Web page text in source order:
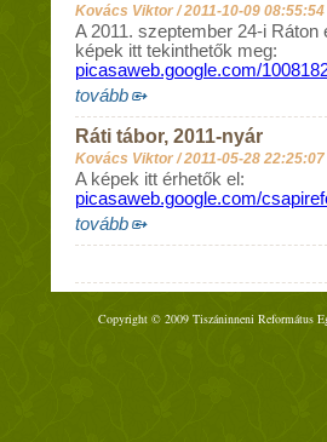
Kovács Viktor /2011-10-09 08:55:54
A 2011. szeptember 24-i Ráton
képek itt tekinthetők meg:
picasaweb.google.com/
tovább
Ráti tábor, 2011-nyár
Kovács Viktor /2011-05-28 22:25:07
A képek itt érhetők el:
picasaweb.google.com/
tovább
Copyright © 2009 Tiszáninneni Református